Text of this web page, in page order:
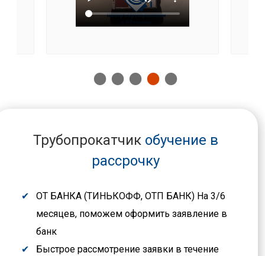
Трубопрокатчикобучение в
рассрочку
ОТ БАНКА (ТИНЬКОФФ, ОТП БАНК) На 3/6
месяцев, поможем оформить заявление в
банк
Быстрое рассмотрение заявки в течение